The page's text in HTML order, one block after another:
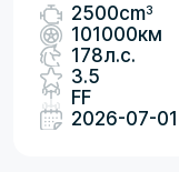
2500cm3
101000км
178л.с.
3.5
FF
2026-07-01